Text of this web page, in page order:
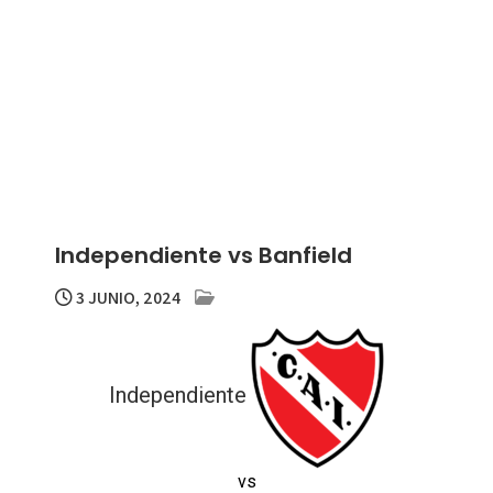
Independiente vs Banfield
3 JUNIO, 2024
Independiente
vs